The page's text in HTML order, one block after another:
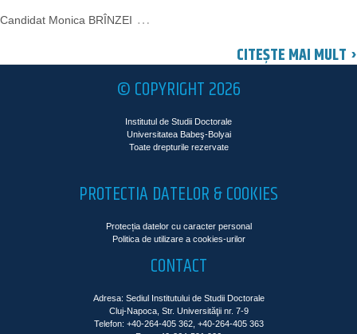
Candidat Monica BRÎNZEI …
CITEȘTE MAI MULT ›
© COPYRIGHT 2026
Institutul de Studii Doctorale
Universitatea Babeş-Bolyai
Toate drepturile rezervate
PROTECTIA DATELOR & COOKIES
Protecția datelor cu caracter personal
Politica de utilizare a cookies-urilor
CONTACT
Adresa: Sediul Institutului de Studii Doctorale
Cluj-Napoca, Str. Universităţii nr. 7-9
Telefon: +40-264-405 362, +40-264-405 363